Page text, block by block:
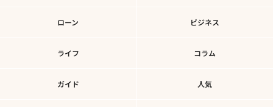
ローン ビジネス
ライフ コラム
ガイド 人気